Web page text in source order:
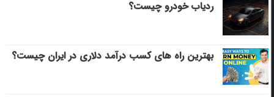
ردیاب خودرو چیست؟
بهترین راه های کسب درآمد دلاری در ایران چیست؟